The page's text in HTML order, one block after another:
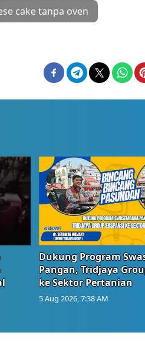
cake tanpa oven
Dukung Program
Pangan, Tridjaya
ke Sektor Pertanian
5 Aug 2026, 7:38 AM